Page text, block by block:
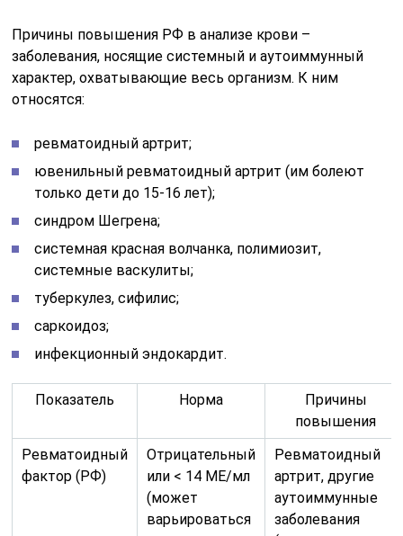
Причины повышения РФ в анализе крови –
заболевания, носящие системный и аутоиммунный
характер, охватывающие весь организм. К ним
относятся:
ревматоидный артрит;
ювенильный ревматоидный артрит (им болеют
только дети до 15-16 лет);
синдром Шегрена;
системная красная волчанка, полимиозит,
системные васкулиты;
туберкулез, сифилис;
саркоидоз;
инфекционный эндокардит.
Показатель Норма
Причины
повышения
Ревматоидный
фактор (РФ)
Отрицательный
или < 14 МЕ/мл
(может
варьироваться
Ревматоидный
артрит, другие
аутоиммунные
заболевания